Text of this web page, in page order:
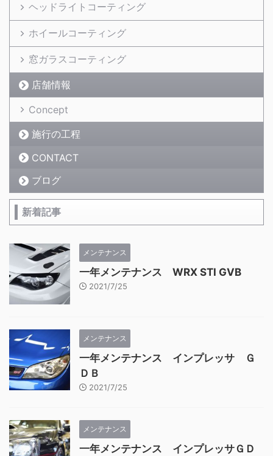
ヘッドライトコーティング
ホイールコーティング
窓ガラスコーティング
店舗情報
Concept
施行の工程
CONTACT
ブログ
新着記事
メンテナンス
一年メンテナンス WRX STI GVB
2021/7/25
メンテナンス
一年メンテナンス インプレッサ Ｇ
ＤＢ
2021/7/25
メンテナンス
一年メンテナンス インプレッサＧＤ